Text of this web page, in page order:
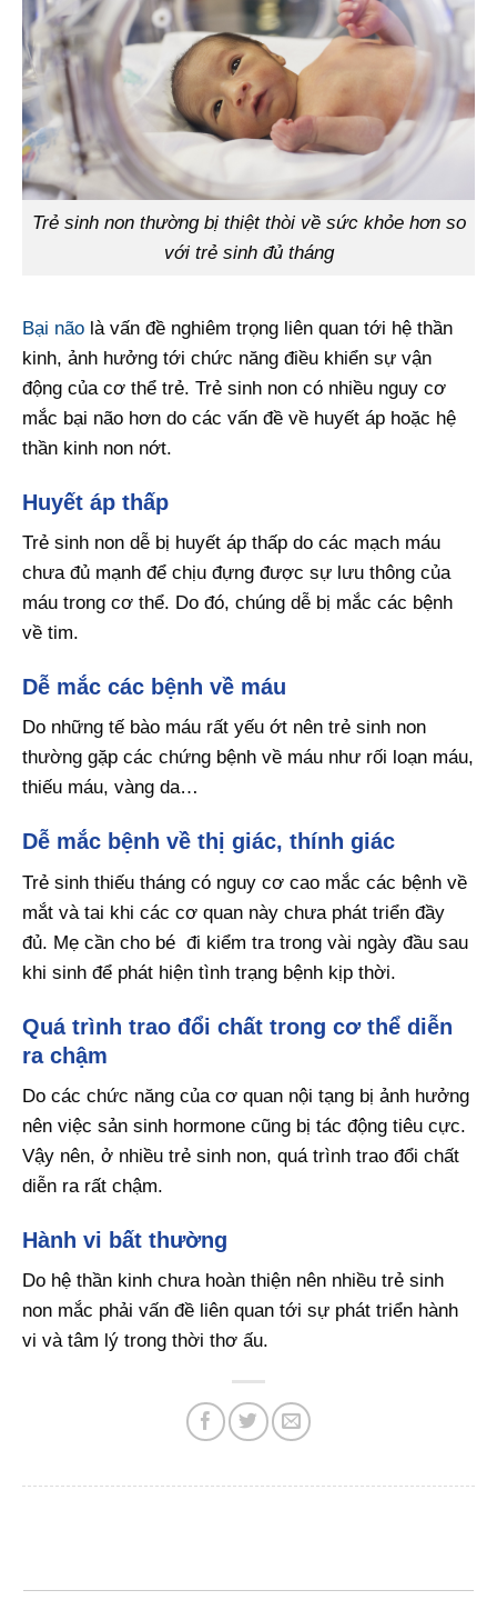
Trẻ sinh non thường bị thiệt thòi về sức khỏe hơn so
với trẻ sinh đủ tháng
Bại não là vấn đề nghiêm trọng liên quan tới hệ thần
kinh, ảnh hưởng tới chức năng điều khiển sự vận
động của cơ thể trẻ. Trẻ sinh non có nhiều nguy cơ
mắc bại não hơn do các vấn đề về huyết áp hoặc hệ
thần kinh non nớt.
Huyết áp thấp
Trẻ sinh non dễ bị huyết áp thấp do các mạch máu
chưa đủ mạnh để chịu đựng được sự lưu thông của
máu trong cơ thể. Do đó, chúng dễ bị mắc các bệnh
về tim.
Dễ mắc các bệnh về máu
Do những tế bào máu rất yếu ớt nên trẻ sinh non
thường gặp các chứng bệnh về máu như rối loạn máu,
thiếu máu, vàng da…
Dễ mắc bệnh về thị giác, thính giác
Trẻ sinh thiếu tháng có nguy cơ cao mắc các bệnh về
mắt và tai khi các cơ quan này chưa phát triển đầy
đủ. Mẹ cần cho bé đi kiểm tra trong vài ngày đầu sau
khi sinh để phát hiện tình trạng bệnh kịp thời.
Quá trình trao đổi chất trong cơ thể diễn
ra chậm
Do các chức năng của cơ quan nội tạng bị ảnh hưởng
nên việc sản sinh hormone cũng bị tác động tiêu cực.
Vậy nên, ở nhiều trẻ sinh non, quá trình trao đổi chất
diễn ra rất chậm.
Hành vi bất thường
Do hệ thần kinh chưa hoàn thiện nên nhiều trẻ sinh
non mắc phải vấn đề liên quan tới sự phát triển hành
vi và tâm lý trong thời thơ ấu.